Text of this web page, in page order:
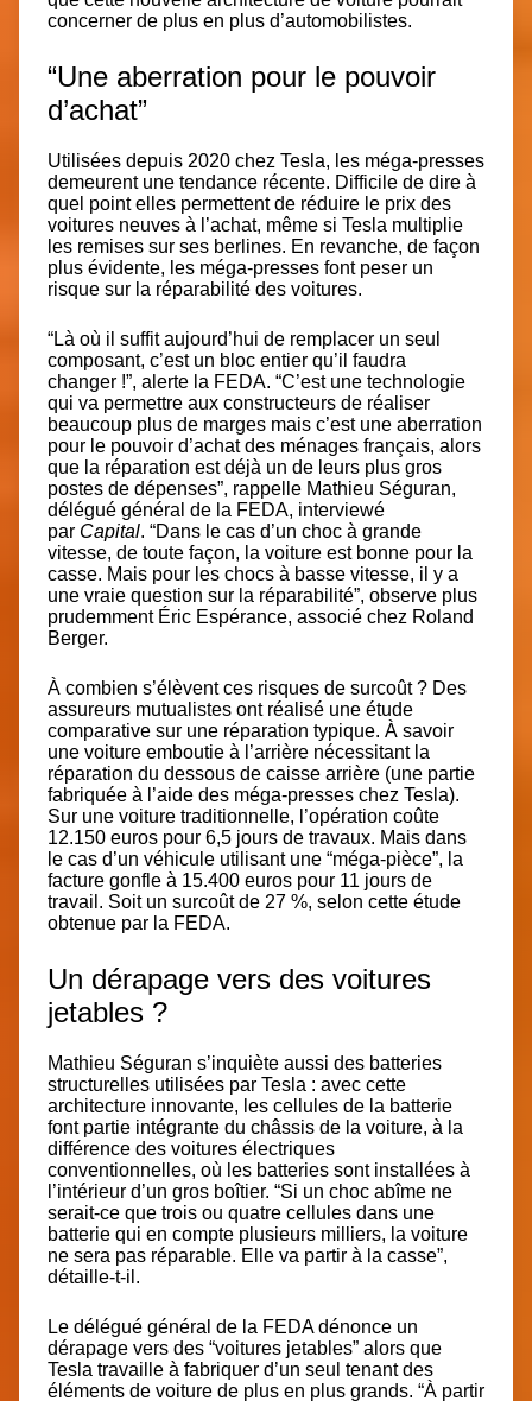
concerner de plus en plus d’automobilistes.
“Une aberration pour le pouvoir
d’achat”
Utilisées depuis 2020 chez Tesla, les méga-presses
demeurent une tendance récente. Difficile de dire à
quel point elles permettent de réduire le prix des
voitures neuves à l’achat, même si Tesla multiplie
les remises sur ses berlines. En revanche, de façon
plus évidente, les méga-presses fontpeser un
risque sur la réparabilité des voitures.
“Là où il suffit aujourd’hui de remplacer un seul
composant, c’est un bloc entier qu’il faudra
changer !”, alerte la FEDA. “C’est une technologie
qui va permettre aux constructeurs de réaliser
beaucoup plus de marges mais c’est une aberration
pour le pouvoir d’achat des ménages français, alors
que la réparation est déjà un de leurs plus gros
postes de dépenses”, rappelle Mathieu Séguran,
délégué général de la FEDA, interviewé
par Capital. “Dans le cas d’un choc à grande
vitesse, de toute façon, la voiture est bonne pour la
casse. Mais pour les chocs à basse vitesse, il y a
une vraie question sur la réparabilité”, observe plus
prudemment Éric Espérance, associé chez Roland
Berger.
À combien s’élèvent ces risques de surcoût ? Des
assureurs mutualistes ont réalisé une étude
comparative sur une réparation typique. À savoir
une voiture emboutie à l’arrière nécessitant la
réparation du dessous de caisse arrière (une partie
fabriquée à l’aide des méga-presses chez Tesla).
Sur une voiture traditionnelle, l’opération coûte
12.150 euros pour 6,5 jours de travaux. Mais dans
le cas d’un véhicule utilisant une “méga-pièce”, la
facture gonfle à 15.400 euros pour 11 jours de
travail. Soit un surcoût de 27 %, selon cette étude
obtenue par la FEDA.
Un dérapage vers des voitures
jetables ?
Mathieu Séguran s’inquiète aussi des batteries
structurelles utilisées par Tesla : avec cette
architecture innovante, les cellules de la batterie
font partie intégrante du châssis de la voiture, à la
différence des voitures électriques
conventionnelles, où les batteries sont installées à
l’intérieur d’un gros boîtier. “Si un choc abîme ne
serait-ce que trois ou quatre cellules dans une
batterie qui en compte plusieurs milliers, la voiture
ne sera pas réparable. Elle va partir à la casse”,
détaille-t-il.
Le délégué général de la FEDA dénonce un
dérapage vers des “voitures jetables” alors que
Tesla travaille à fabriquer d’un seul tenant des
éléments de voiture de plus en plus grands. “À partir